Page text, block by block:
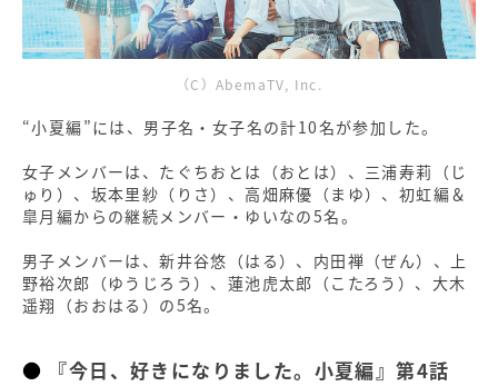
（C）AbemaTV, Inc.
“小夏編”には、男子名・女子名の計10名が参加した。
女子メンバーは、たぐちおとは（おとは）、三浦寿莉（じ
ゅり）、坂本里紗（りさ）、高畑麻優（まゆ）、初虹編＆
皐月編からの継続メンバー・ゆいなの5名。
男子メンバーは、新井谷悠（はる）、内田禅（ぜん）、上
野裕次郎（ゆうじろう）、蓮池虎太郎（こたろう）、大木
遥翔（おおはる）の5名。
『今日、好きになりました。小夏編』第4話